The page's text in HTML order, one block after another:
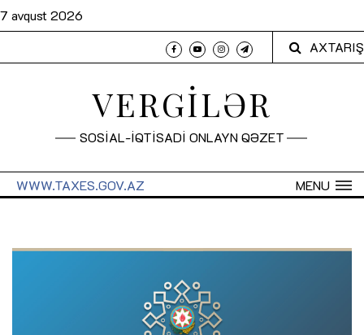
7 avqust 2026
AXTARIŞ
VERGİLƏR
SOSİAL-İQTİSADİ ONLAYN QƏZET
MENU
WWW.TAXES.GOV.AZ